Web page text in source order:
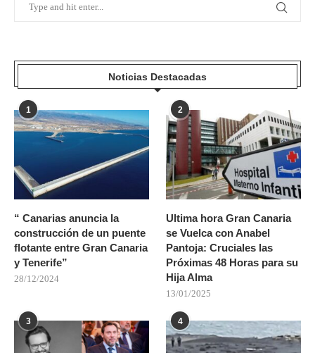
Noticias Destacadas
1
“ Canarias anuncia la
construcción de un puente
flotante entre Gran Canaria
y Tenerife”
28/12/2024
2
Ultima hora Gran Canaria
se Vuelca con Anabel
Pantoja: Cruciales las
Próximas 48 Horas para su
Hija Alma
13/01/2025
3 4